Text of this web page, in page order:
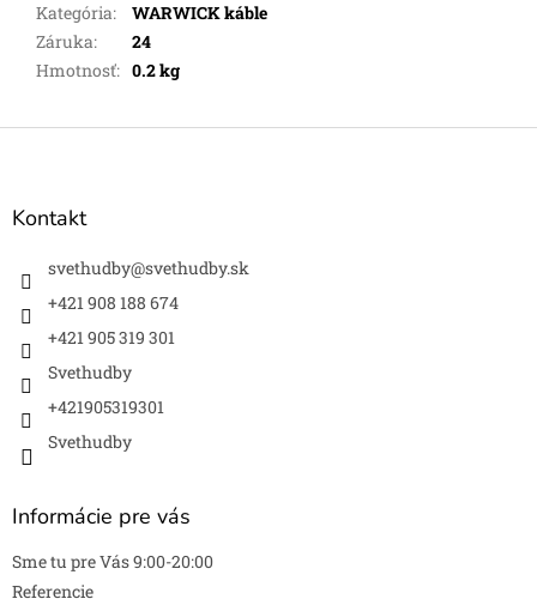
Kategória:
WARWICK káble
Záruka:
24
Hmotnosť: 0.2 kg
Z
Kontakt
svethudby@svethudby.sk
+421 908 188 674
+421 905 319 301
Svethudby
+421905319301
Svethudby
Informácie pre vás
Sme tu pre Vás 9:00-20:00
Referencie